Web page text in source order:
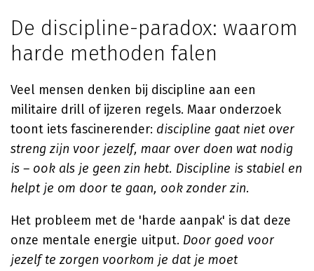
De discipline-paradox: waarom
harde methoden falen
Veel mensen denken bij discipline aan een
militaire drill of ijzeren regels. Maar onderzoek
toont iets fascinerender: discipline gaat niet over
streng zijn voor jezelf, maar over doen wat nodig
is – ook als je geen zin hebt. Discipline is stabiel en
helpt je om door te gaan, ook zonder zin.
Het probleem met de 'harde aanpak' is dat deze
onze mentale energie uitput. Door goed voor
jezelf te zorgen voorkom je dat je moet